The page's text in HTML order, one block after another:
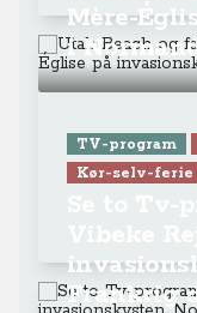
Mère-
i
TV-program
Kør-selv-ferie
Frankrig